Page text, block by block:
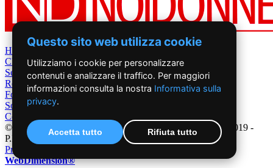
Home
Chi Siamo
Settimanale
Rete News
Foto&Video
Sostienici
Contatti
©2019 - NoiDonne - Iscrizione ROC n.33421 del 23 /09/ 2019 -
P.IVA 00878931005
Privacy Policy
WebDimension®
Questo sito web utilizza cookie
Utilizziamo i cookie per personalizzare
contenuti e analizzare il traffico. Per maggiori
informazioni consulta la nostra Informativa sulla
privacy.
Accetta tutto Rifiuta tutto